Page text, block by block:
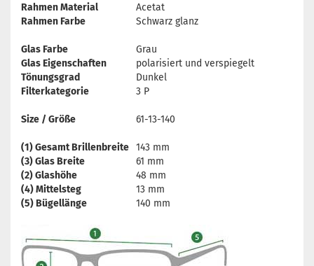
Rahmen Material
Acetat
Rahmen Farbe
Schwarz glanz
Glas Farbe
Grau
Glas Eigenschaften
polarisiert und verspiegelt
Tönungsgrad
Dunkel
Filterkategorie
3 P
Size / Größe 61-13-140
(1) Gesamt Brillenbreite 143 mm
(3) Glas Breite
61 mm
(2) Glashöhe
48 mm
(4) Mittelsteg
13 mm
(5) Bügellänge
140 mm